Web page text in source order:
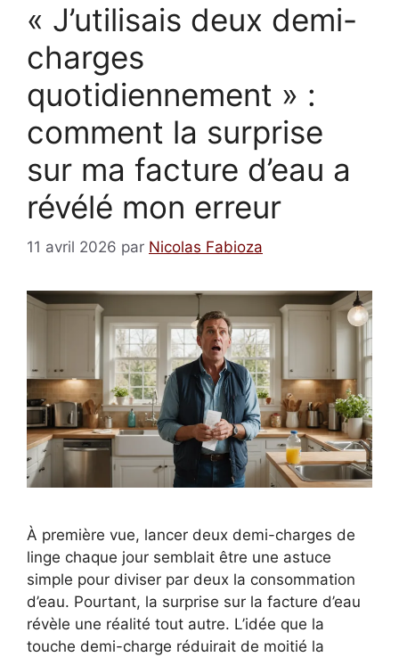
« J’utilisais deux demi-
charges
quotidiennement » :
comment la surprise
sur ma facture d’eau a
révélé mon erreur
11 avril 2026 par Nicolas Fabioza
À première vue, lancer deux demi-charges de
linge chaque jour semblait être une astuce
simple pour diviser par deux la consommation
d’eau. Pourtant, la surprise sur la facture d’eau
révèle une réalité tout autre. L’idée que la
touche demi-charge réduirait de moitié la